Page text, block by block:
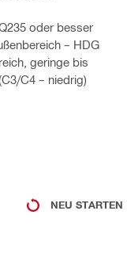
oder besser
– HDG
geringe bis
C4 – niedrig)
NEU STARTEN